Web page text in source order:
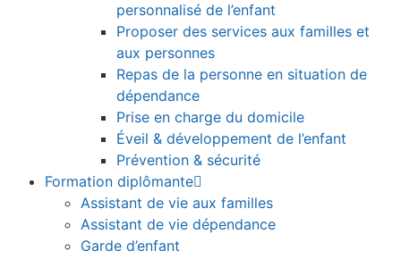
personnalisé de l’enfant
Proposer des services aux familles et
aux personnes
Repas de la personne en situation de
dépendance
Prise en charge du domicile
Éveil & développement de l’enfant
Prévention & sécurité
Formation diplômante
Assistant de vie aux familles
Assistant de vie dépendance
Garde d’enfant